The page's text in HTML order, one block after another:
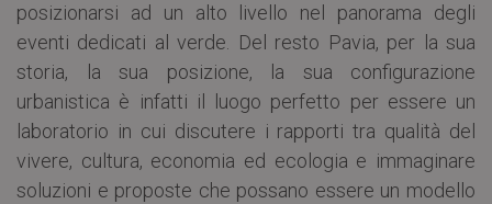
posizionarsi ad un alto livello nel panorama degli
eventi dedicati al verde. Del resto Pavia, per la sua
storia, la sua posizione, la sua configurazione
urbanistica è infatti il luogo perfetto per essere un
laboratorio in cui discutere i rapporti tra qualità del
vivere, cultura, economia ed ecologia e immaginare
soluzioni e proposte che possano essere un modello